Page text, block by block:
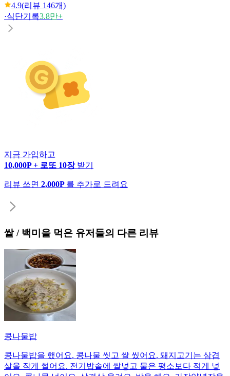
4.9(리뷰 146개)
·식단기록3.8만+
지금 가입하고
10,000P + 로또 10장 받기
리뷰 쓰면 2,000P 를 추가로 드려요
쌀 / 백미 을 먹은 유저들의 다른 리뷰
콩나물밥
콩나물밥을 했어요. 콩나물 씻고 쌀 씼어요. 돼지고기는 삼겹
살을 작게 썰어요. 전기밥솥에 쌀넣고 물은 평소보다 적게 넣